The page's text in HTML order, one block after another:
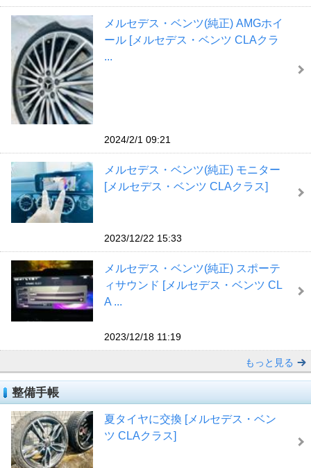
メルセデス・ベンツ(純正) AMGホイ
ール [メルセデス・ベンツ CLAクラ
...
2024/2/1 09:21
メルセデス・ベンツ(純正) モニター
[メルセデス・ベンツ CLAクラス]
2023/12/22 15:33
メルセデス・ベンツ(純正) スポーテ
ィサウンド [メルセデス・ベンツ CL
A ...
2023/12/18 11:19
もっと見る
整備手帳
夏タイヤに交換 [メルセデス・ベン
ツ CLAクラス]